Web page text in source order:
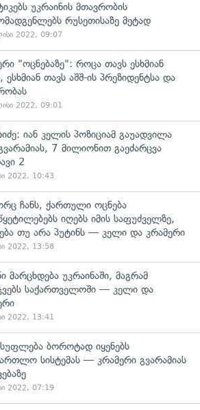
უკრაინის მთავრობის
რუსეთისაზე მეტად
2022, 09:07
"ოცნებაზე": როცა თავს ესხმიან
ესხმიან თავს აშშ-ის პრეზიდენტსა და
2022, 09:01
იან კელის პოზიციამ გაუადვილა
7 მილიონით გაეძარცვა
2
2022, 10:43
ჩანს, ქართული ოცნება
იღებს იმის საფუძველზე,
თუ არა პუტინს — კელი და კრამერი
2022, 13:58
მარცხდება უკრაინაში, მაგრამ
საქართველოში — კელი და
2022, 13:41
ბოროტად იყენებს
სისტემას — კრამერი გვარამიას
2022, 07:19